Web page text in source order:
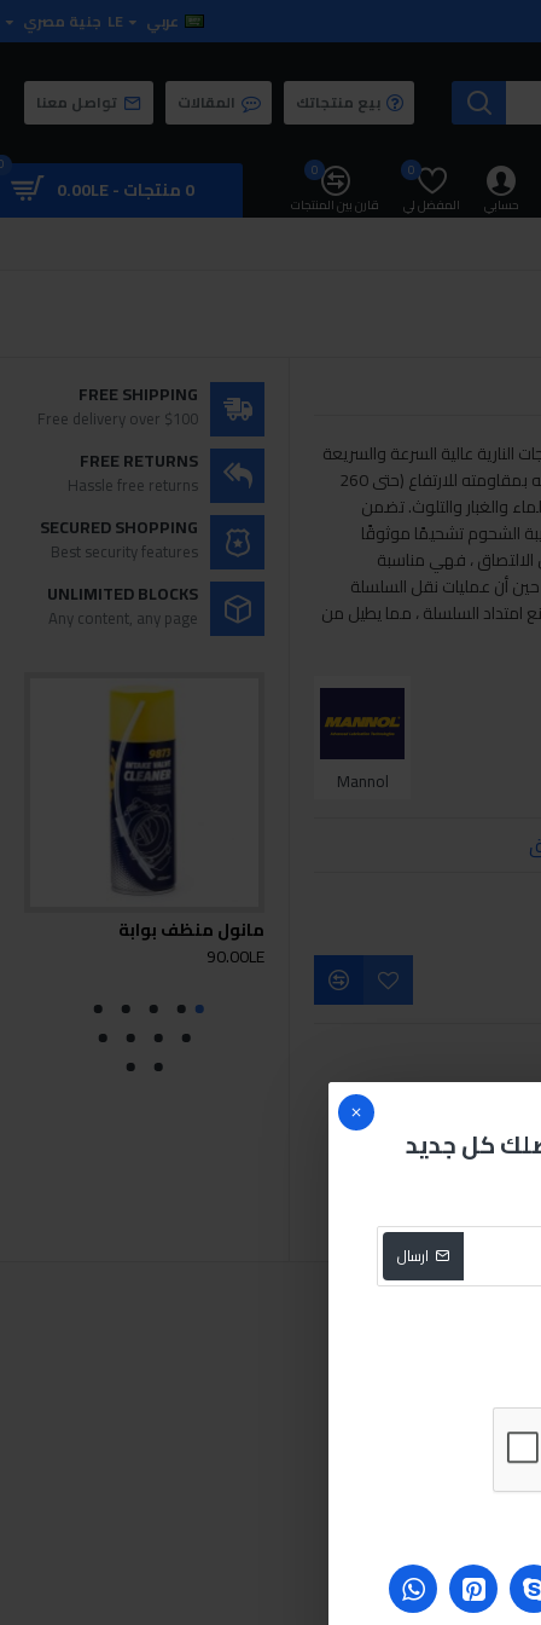
كل جديد
ارسال
عربي LE جنية مصري
بيع منتجاتك المقالات تواصل معنا
حسابي المفضل لي
0
قارن بين المنتجات
0
0 منتجات - 0.00LE
عالية السرعة والسريعة
الحركة وكذلك الدراجات المخصصة. إنه يميز نفسه بمقاومته للارتفاع (حتى 260
والغبار والتلوث. تضمن
الشحوم تشحيمًا موثوقًا
، فهي مناسبة
أن عمليات نقل السلسلة
السلسلة ، مما يطيل من
Mannol
FREE SHIPPING
Free delivery over $100
FREE RETURNS
Hassle free returns
SECURED SHOPPING
Best security features
UNLIMITED BLOCKS
Any content, any page
مانول منظف بوابة
90.00LE